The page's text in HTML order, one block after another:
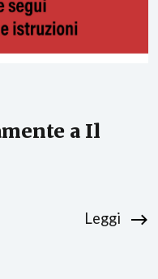
a Il
Leggi